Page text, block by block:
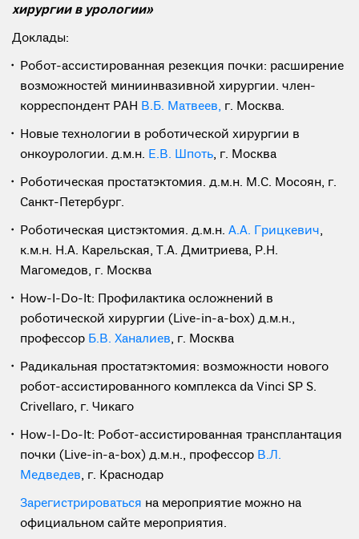
хирургии в урологии»
Доклады:
Робот-ассистированная резекция почки: расширение
возможностей миниинвазивной хирургии. член-
корреспондент РАН В.Б. Матвеев, г. Москва.
Новые технологии в роботической хирургии в
онкоурологии. д.м.н. Е.В. Шпоть, г. Москва
Роботическая простатэктомия. д.м.н. М.С. Мосоян, г.
Санкт-Петербург.
Роботическая цистэктомия. д.м.н. А.А. Грицкевич,
к.м.н. Н.А. Карельская, Т.А. Дмитриева, Р.Н.
Магомедов, г. Москва
How-I-Do-It: Профилактика осложнений в
роботической хирургии (Live-in-a-box) д.м.н.,
профессор Б.В. Ханалиев, г. Москва
Радикальная простатэктомия: возможности нового
робот-ассистированного комплекса da Vinci SP S.
Crivellaro, г. Чикаго
How-I-Do-It: Робот-ассистированная трансплантация
почки (Live-in-a-box) д.м.н., профессор В.Л.
Медведев, г. Краснодар
Зарегистрироваться на мероприятие можно на
официальном сайте мероприятия.